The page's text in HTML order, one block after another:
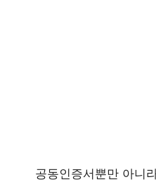
공동인증서뿐만 아니